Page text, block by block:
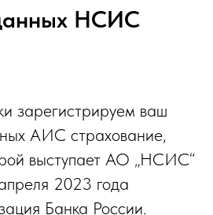
НСИС
зарегистрируем ваш
АИС страхование,
выступает АО „НСИС“
2023 года
Банка России.